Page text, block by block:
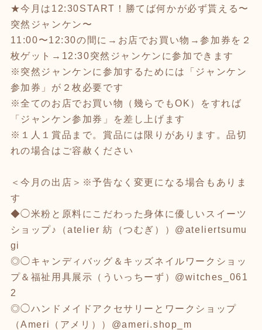
★今月は12:30START！勝てば何かが必ず貰える〜
突然ジャンケン〜
11:00〜12:30の間に→お店でお買い物→参加券を２
枚ゲット→12:30突然ジャンケンに参加できます
※突然ジャンケンに参加するためには「ジャンケン
参加券」が２枚必要です
※全てのお店でお買い物（幾らでもOK）をすれば
「ジャンケン参加券」を差し上げます
※１人１賞品まで。賞品には限りがあります。品切
れの場合はご容赦ください
＜今月の出店＞※予告なく変更になる場合もありま
す
◆◯米粉と原料にこだわった身体に優しいスイーツ
ショップ♪（atelier 紡（つむぎ））@ateliertsumu
gi
◎◯キャンディバッグ＆キッズネイルワークショッ
プ＆福祉用具展示（ういっちーず）@witches_061
2
◎◯ハンドメイドアクセサリーとワークショップ
（Ameri（アメリ））@ameri.shop_m